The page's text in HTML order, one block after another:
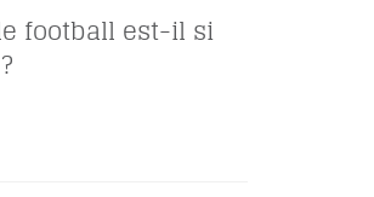
football est-il si